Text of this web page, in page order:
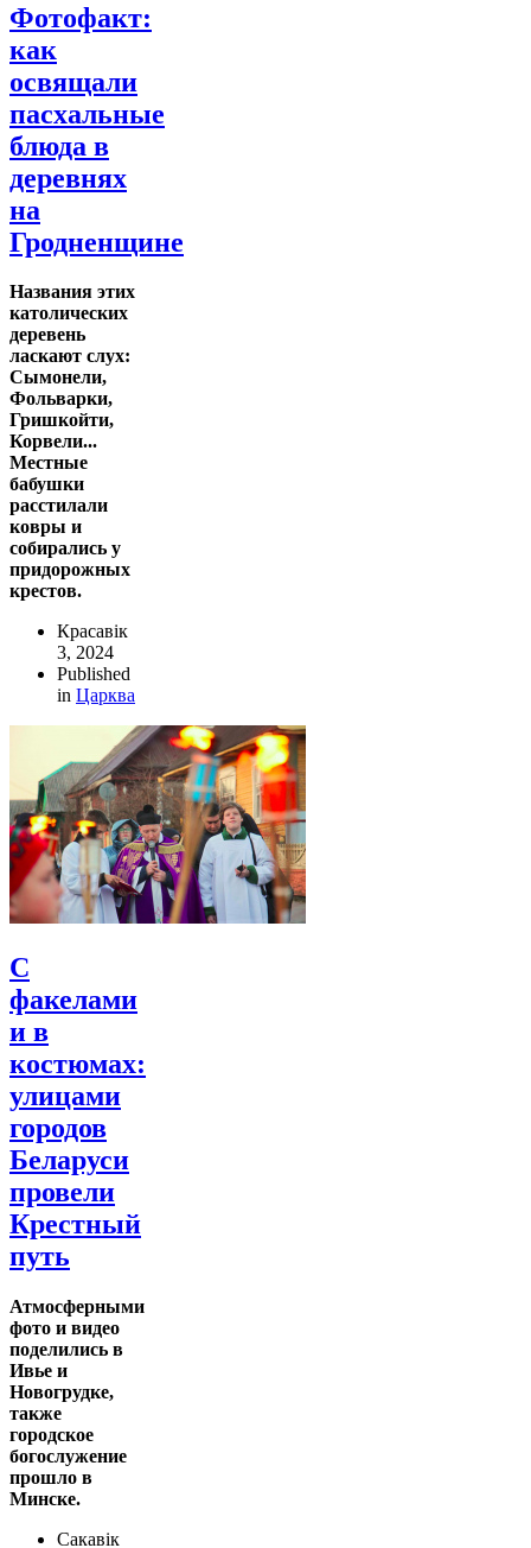
Фотофакт:
как
освящали
пасхальные
блюда в
деревнях
на
Гродненщине
Названия этих
католических
деревень
ласкают слух:
Сымонели,
Фольварки,
Гришкойти,
Корвели...
Местные
бабушки
расстилали
ковры и
собирались у
придорожных
крестов.
Красавік
3, 2024
Published
in Царква
С
факелами
и в
костюмах:
улицами
городов
Беларуси
провели
Крестный
путь
Атмосферными
фото и видео
поделились в
Ивье и
Новогрудке,
также
городское
богослужение
прошло в
Минске.
Сакавік